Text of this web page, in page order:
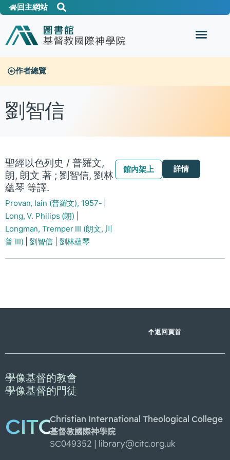
回主網站
作者總覽
劉智信
聖經以色列史 / 普羅文,
朗, 朗文 著 ; 劉智信, 劉林
蘊琴 等譯.
Provan, Iain (普羅文), 1957-
Long, V. Philips (朗)
Longman, Tremper III (朗文, 川
普 III) |劉智信| 劉林蘊琴
館內架上 詳情
返回頁首
學像基督的教會
學像基督的門徒
CITCChristian International Theological College
基督教國際神學院
SC049352 |
library@citc.org.uk